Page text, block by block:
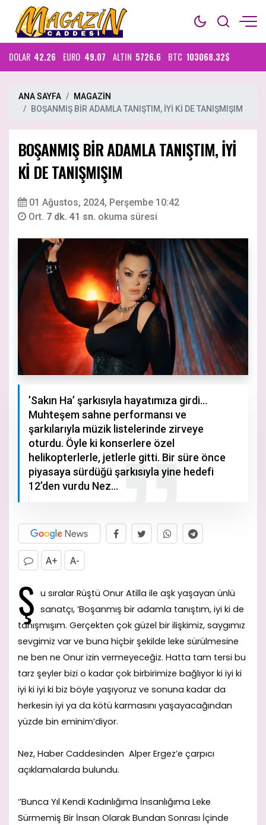
DOLAR 42.26 EURO 49.07 ALTIN 5726.6 BTC 103068.32$
ANA SAYFA
MAGAZİN
BOŞANMIŞ BİR ADAMLA TANIŞTIM, İYİ Kİ DE TANIŞMIŞIM
BOŞANMIŞ BİR ADAMLA TANIŞTIM, İYİ
Kİ DE TANIŞMIŞIM
01 Ağustos, 2024, Perşembe 10:42
Ort. 7 dk. 41 sn. okuma süresi
’Sakın Ha’ şarkısıyla hayatımıza girdi…
Muhteşem sahne performansı ve
şarkılarıyla müzik listelerinde zirveye
oturdu. Öyle ki konserlere özel
helikopterlerle, jetlerle gitti. Bir süre önce
piyasaya sürdüğü şarkısıyla yine hedefi
12’den vurdu Nez…
A+ A-
Ş u sıralar Rüştü Onur Atilla ile aşk yaşayan ünlü
sanatçı, ‘Boşanmış bir adamla tanıştım, iyi ki de
tanışmışım. Gerçekten çok güzel bir ilişkimiz, saygımız
sevgimiz var ve buna hiçbir şekilde leke sürülmesine
ne ben ne Onur izin vermeyeceğiz. Hatta tam tersi bu
tarz şeyler bizi o kadar çok birbirimize bağlıyor ki iyi ki
iyi ki iyi ki biz böyle yaşıyoruz ve sonuna kadar da
herkesin iyi ya da kötü karmasını yaşayacağından
yüzde bin eminim’diyor.
Nez, Haber Caddesinden Alper Ergez’e çarpıcı
açıklamalarda bulundu.
‘’Bunca Yıl Kendi Kadınlığıma İnsanlığıma Leke
Sürmemiş Bir İnsan Olarak Bundan Sonrası İçinde